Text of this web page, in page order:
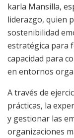
karla Mansilla,
liderazgo, quien
sostenibilidad
estratégica para
capacidad para
en entornos
A través de
prácticas, la
y gestionar las
organizaciones